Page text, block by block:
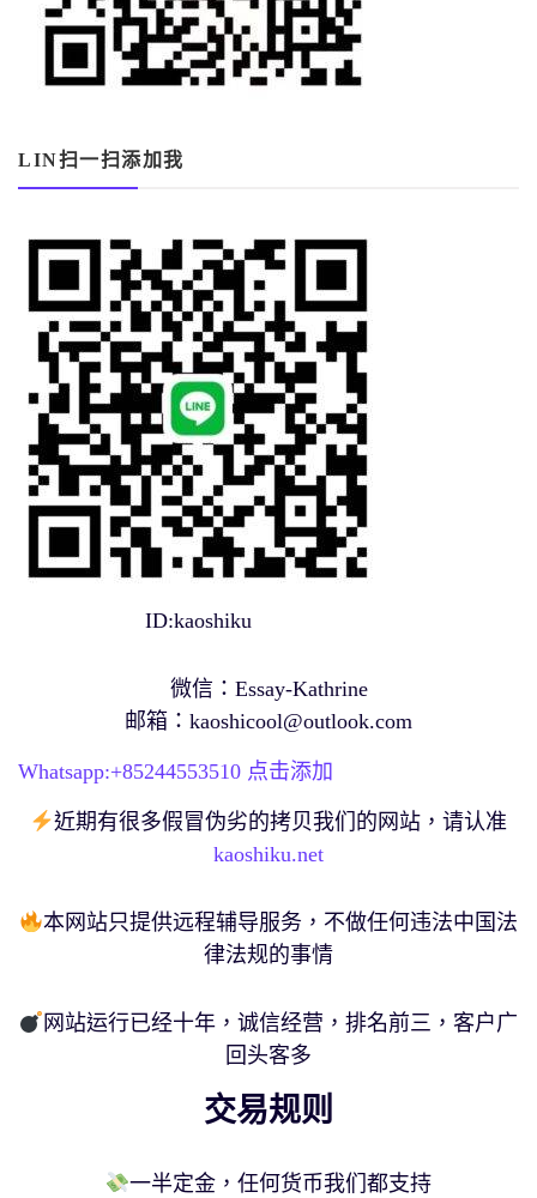
LIN扫一扫添加我
ID:kaoshiku
微信：Essay-Kathrine
邮箱： kaoshicool@outlook.com
Whatsapp:+85244553510 点击添加
近期有很多假冒伪劣的拷贝我们的网站，请认准
kaoshiku.net
本网站只提供远程辅导服务，不做任何违法中国法
律法规的事情
网站运行已经十年，诚信经营，排名前三，客户广
回头客多
交易规则
一半定金，任何货币我们都支持